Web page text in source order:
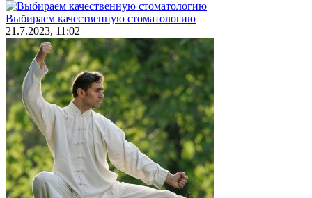
Выбираем качественную стоматологию
21.7.2023, 11:02